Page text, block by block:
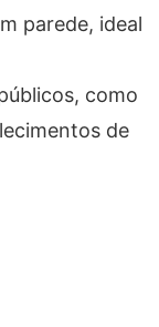
parede, ideal
como
de